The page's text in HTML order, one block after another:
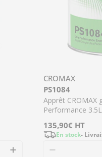
CROMAX
PS1084
Apprêt CROMAX
Performance 3.5L
Prix
régulier
135,90€ HT
En stock-